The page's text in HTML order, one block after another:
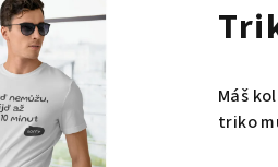
Máš
triko